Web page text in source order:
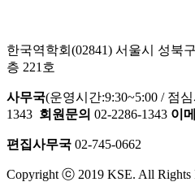
한국역학회(02841) 서울시 성북
층 221호
사무국(운영시간:9:30~5:00 / 점
1343 회원문의 02-2286-1343 이
편집사무국 02-745-0662
Copyright ⓒ 2019 KSE. All Rights